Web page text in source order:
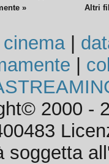
» Altri
cinema|
2000 -
soggetta